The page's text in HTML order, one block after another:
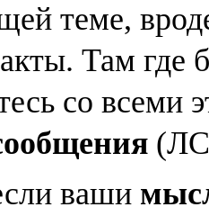
теме,
Там где
со всеми
ваши